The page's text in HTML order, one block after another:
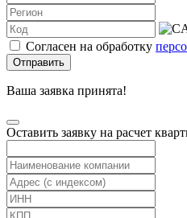
Согласен на обработку
Отправить
Ваша заявка принята!
Оставить заявку на расчет